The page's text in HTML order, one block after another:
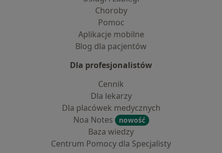
Choroby
Pomoc
Aplikacje mobilne
Blog dla pacjentów
Dla profesjonalistów
Cennik
Dla lekarzy
Dla placówek medycznych
Noa Notes
nowość
Baza wiedzy
Centrum Pomocy dla Specjalisty